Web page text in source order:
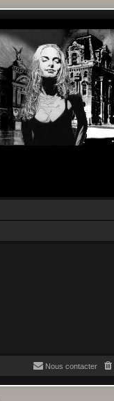
Nous contacter